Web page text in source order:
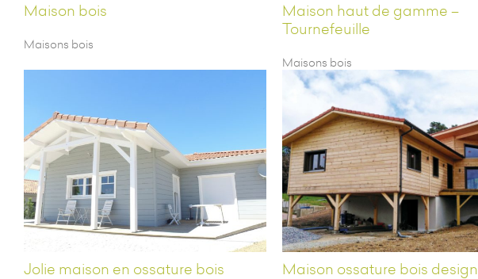
Maison bois
Maisons bois
Maison haut de gamme –
Tournefeuille
Maisons bois
Jolie maison en ossature bois Maison ossature bois design